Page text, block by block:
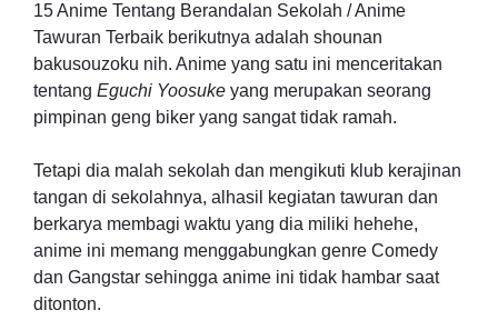
15 Anime Tentang Berandalan Sekolah / Anime
Tawuran Terbaik berikutnya adalah shounan
bakusouzoku nih. Anime yang satu ini menceritakan
tentang Eguchi Yoosuke yang merupakan seorang
pimpinan geng biker yang sangat tidak ramah.
Tetapi dia malah sekolah dan mengikuti klub kerajinan
tangan di sekolahnya, alhasil kegiatan tawuran dan
berkarya membagi waktu yang dia miliki hehehe,
anime ini memang menggabungkan genre Comedy
dan Gangstar sehingga anime ini tidak hambar saat
ditonton.